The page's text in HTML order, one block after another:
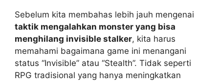
Sebelum kita membahas lebih jauh mengenai
taktik mengalahkan monster yang bisa
menghilang invisible stalker, kita harus
memahami bagaimana game ini menangani
status “Invisible” atau “Stealth”. Tidak seperti
RPG tradisional yang hanya meningkatkan